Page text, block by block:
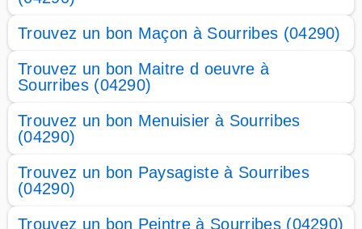
Trouvez un bon Maçon à Sourribes (04290)
Trouvez un bon Maitre d oeuvre à
Sourribes (04290)
Trouvez un bon Menuisier à Sourribes
(04290)
Trouvez un bon Paysagiste à Sourribes
(04290)
Trouvez un bon Peintre à Sourribes (04290)